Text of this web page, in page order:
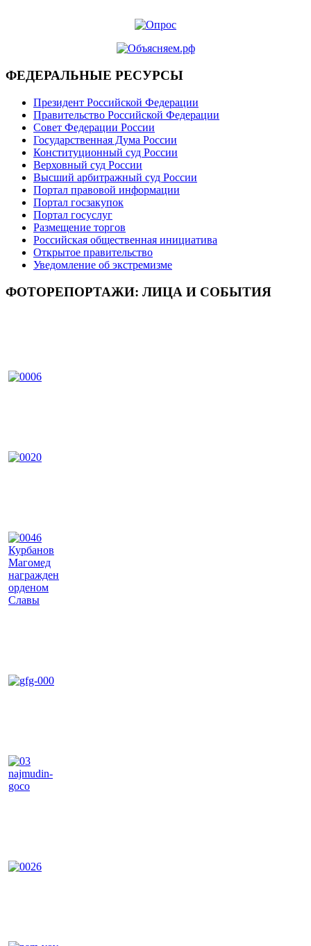
ФЕДЕРАЛЬНЫЕ РЕСУРСЫ
Президент Российской Федерации
Правительство Российской Федерации
Совет Федерации России
Государственная Дума России
Конституционный суд России
Верховный суд России
Высший арбитражный суд России
Портал правовой информации
Портал госзакупок
Портал госуслуг
Размещение торгов
Российская общественная инициатива
Открытое правительство
Уведомление об экстремизме
ФОТОРЕПОРТАЖИ: ЛИЦА И СОБЫТИЯ